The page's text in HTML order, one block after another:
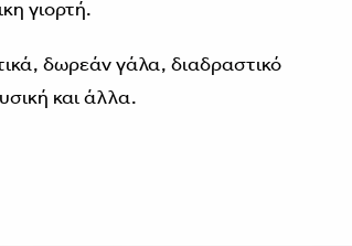
γιορτή.
δωρεάν γάλα, διαδραστικό
και άλλα.